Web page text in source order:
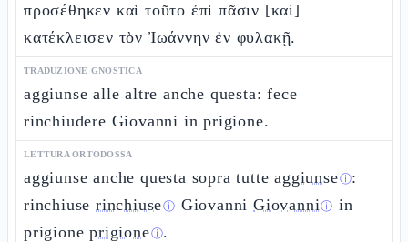
προσέθηκεν καὶ τοῦτο ἐπὶ πᾶσιν [καὶ]
κατέκλεισεν τὸν Ἰωάννην ἐν φυλακῇ.
TRADUZIONE GNOSTICA
aggiunse alle altre anche questa: fece
rinchiudere Giovanni in prigione.
LETTURA ORTODOSSA
aggiunse anche questa sopra tutteaggiunseⓘ:
rinchiuserinchiuseⓘ GiovanniGiovanniⓘ in
prigioneprigioneⓘ.